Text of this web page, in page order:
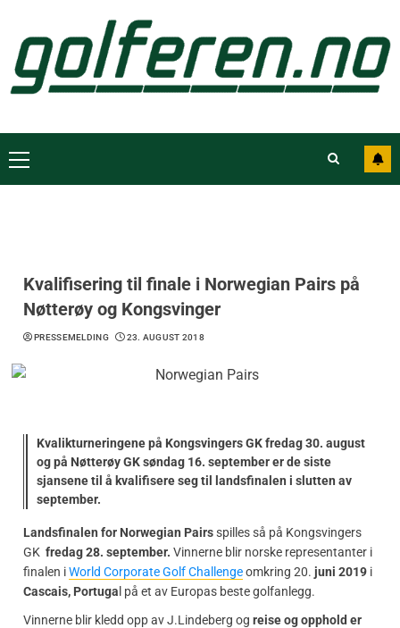
Kvalifisering til finale i Norwegian Pairs på
Nøtterøy og Kongsvinger
PRESSEMELDING 23. AUGUST 2018
Kvalikturneringene på Kongsvingers GK fredag 30. august
og på Nøtterøy GK søndag 16. september er de siste
sjansene til å kvalifisere seg til landsfinalen i slutten av
september.
Landsfinalen for Norwegian Pairsspilles så på Kongsvingers
GK fredag 28. september. Vinnerne blir norske representanter i
finalen iWorld Corporate Golf Challengeomkring 20. juni 2019 i
Cascais, Portuga l på et av Europas beste golfanlegg.
Vinnerne blir kledd opp av J.Lindeberg og reise og opphold er